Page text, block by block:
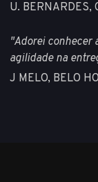
U. BERNARDES,
"Adorei conhecer
agilidade na
J MELO, BELO